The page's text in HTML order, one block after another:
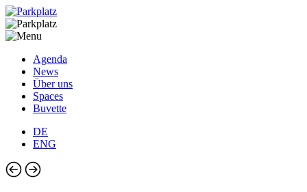
Agenda
News
Über uns
Spaces
Buvette
DE
ENG